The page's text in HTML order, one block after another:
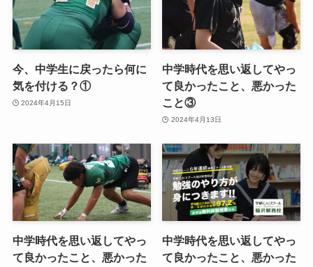
今、中学生に戻ったら何に
気を付ける？①
2024年4月15日
中学時代を思い返してやっ
て良かったこと、悪かった
こと③
2024年4月13日
中学時代を思い返してやっ
て良かったこと、悪かった
中学時代を思い返してやっ
て良かったこと、悪かった